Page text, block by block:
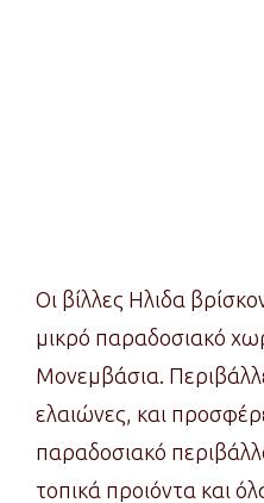
Οι βίλλες Ηλιδα
μικρό παραδοσιακό
Μονεμβάσια.
ελαιώνες, και
παραδοσιακό
τοπικά προιόντα και